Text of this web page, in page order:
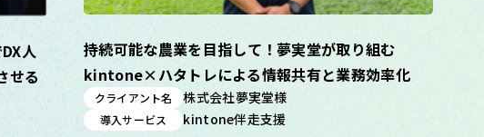
人
せる
持続可能な農業を目指して！夢実堂が取り組む
kintone×ハタトレによる情報共有と業務効率化
クライアント名 株式会社夢実堂様
導入サービス kintone伴走支援